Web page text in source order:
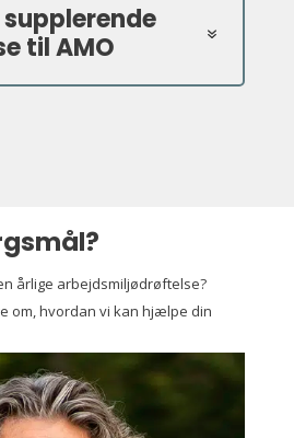
til AMO
årlige arbejdsmiljødrøftelse?
om, hvordan vi kan hjælpe din